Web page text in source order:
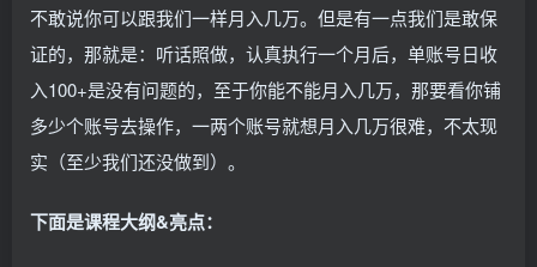
不敢说你可以跟我们一样月入几万。但是有一点我们是敢保
证的，那就是：听话照做，认真执行一个月后，单账号日收
入100+是没有问题的，至于你能不能月入几万，那要看你铺
多少个账号去操作，一两个账号就想月入几万很难，不太现
实（至少我们还没做到）。
下面是课程大纲&亮点：